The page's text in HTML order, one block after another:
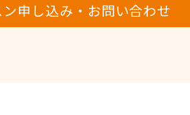
申し込み・お問い合わせ